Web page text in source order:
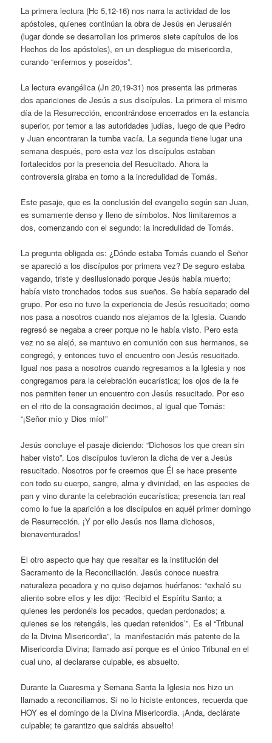
La primera lectura (Hc 5,12-16) nos narra la actividad de los
apóstoles, quienes continúan la obra de Jesús en Jerusalén
(lugar donde se desarrollan los primeros siete capítulos de los
Hechos de los apóstoles), en un despliegue de misericordia,
curando “enfermos y poseídos”.
La lectura evangélica (Jn 20,19-31) nos presenta las primeras
dos apariciones de Jesús a sus discípulos. La primera el mismo
día de la Resurrección, encontrándose encerrados en la estancia
superior, por temor a las autoridades judías, luego de que Pedro
y Juan encontraran la tumba vacía. La segunda tiene lugar una
semana después, pero esta vez los discípulos estaban
fortalecidos por la presencia del Resucitado. Ahora la
controversia giraba en torno a la incredulidad de Tomás.
Este pasaje, que es la conclusión del evangelio según san Juan,
es sumamente denso y lleno de símbolos. Nos limitaremos a
dos, comenzando con el segundo: la incredulidad de Tomás.
La pregunta obligada es: ¿Dónde estaba Tomás cuando el Señor
se apareció a los discípulos por primera vez? De seguro estaba
vagando, triste y desilusionado porque Jesús había muerto;
había visto tronchados todos sus sueños. Se había separado del
grupo. Por eso no tuvo la experiencia de Jesús resucitado; como
nos pasa a nosotros cuando nos alejamos de la Iglesia. Cuando
regresó se negaba a creer porque no le había visto. Pero esta
vez no se alejó, se mantuvo en comunión con sus hermanos, se
congregó, y entonces tuvo el encuentro con Jesús resucitado.
Igual nos pasa a nosotros cuando regresamos a la Iglesia y nos
congregamos para la celebración eucarística; los ojos de la fe
nos permiten tener un encuentro con Jesús resucitado. Por eso
en el rito de la consagración decimos, al igual que Tomás:
“¡Señor mío y Dios mío!”
Jesús concluye el pasaje diciendo: “Dichosos los que crean sin
haber visto”. Los discípulos tuvieron la dicha de ver a Jesús
resucitado. Nosotros por fe creemos que Él se hace presente
con todo su cuerpo, sangre, alma y divinidad, en las especies de
pan y vino durante la celebración eucarística; presencia tan real
como lo fue la aparición a los discípulos en aquél primer domingo
de Resurrección. ¡Y por ello Jesús nos llama dichosos,
bienaventurados!
El otro aspecto que hay que resaltar es la institución del
Sacramento de la Reconciliación. Jesús conoce nuestra
naturaleza pecadora y no quiso dejarnos huérfanos: “exhaló su
aliento sobre ellos y les dijo: ‘Recibid el Espíritu Santo; a
quienes les perdonéis los pecados, quedan perdonados; a
quienes se los retengáis, les quedan retenidos’”. Es el “Tribunal
de la Divina Misericordia”, la manifestación más patente de la
Misericordia Divina; llamado así porque es el único Tribunal en el
cual uno, al declararse culpable, es absuelto.
Durante la Cuaresma y Semana Santa la Iglesia nos hizo un
llamado a reconciliarnos. Si no lo hiciste entonces, recuerda que
HOY es el domingo de la Divina Misericordia. ¡Anda, declárate
culpable; te garantizo que saldrás absuelto!